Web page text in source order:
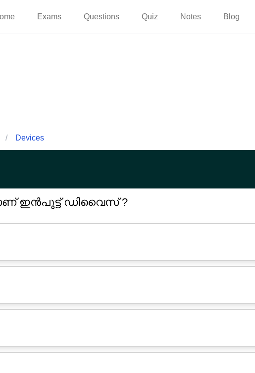
Exams Questions Quiz Notes Blog
/ Devices
ഇൻപുട്ട് ഡിവൈസ് ?